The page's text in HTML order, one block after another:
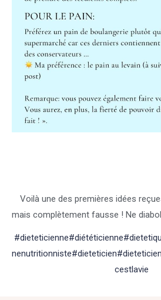
Voilà une des premières idées
mais complètement fausse ! Ne
#dieteticienne#diététicienne
nenutritionniste#dieteticien
cestlavie